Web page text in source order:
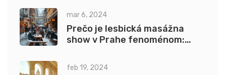
mar 6, 2024
Prečo je lesbická masážna
show v Prahe fenoménom:
feb 19, 2024